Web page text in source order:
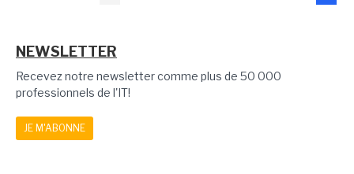
NEWSLETTER
Recevez notre newsletter comme plus de 50 000
professionnels de l'IT!
JE M'ABONNE